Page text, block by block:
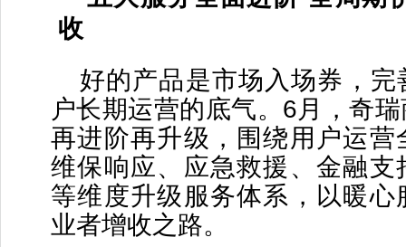
收
好的产品是市场入场券，完
户长期运营的底气。6月，奇
再进阶再升级，围绕用户运营
维保响应、应急救援、金融支
等维度升级服务体系，以暖心
业者增收之路。